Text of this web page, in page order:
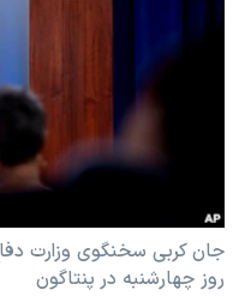
حقوق شهروندی
اقتصادی
علم و فناوری
آرشیو پخش زنده
انتخابات ریاست جمهوری آمریکا
حمله جمهوری اسلامی به
رمز مهسا
اعتراضات زن، زندگی، آزادی
مجموعه مستندهای دادخواهی
زبانهای مختلف
جان کربی سخنگوی وزارت
روز چهارشنبه در پنتاگون